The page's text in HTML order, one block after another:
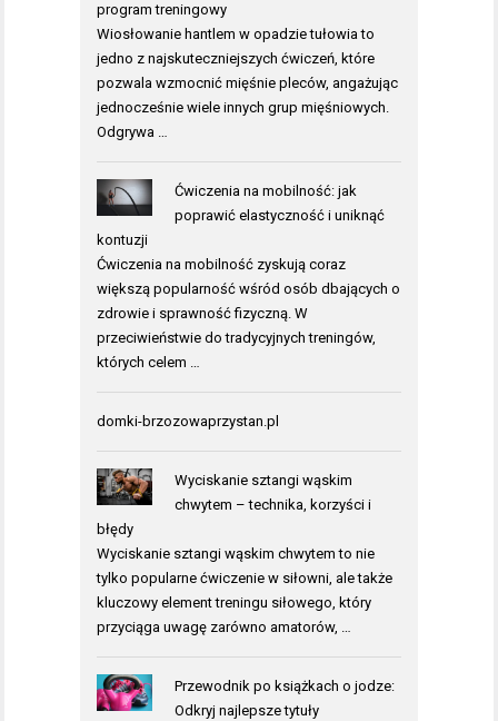
program treningowy
Wiosłowanie hantlem w opadzie tułowia to
jedno z najskuteczniejszych ćwiczeń, które
pozwala wzmocnić mięśnie pleców, angażując
jednocześnie wiele innych grup mięśniowych.
Odgrywa …
Ćwiczenia na mobilność: jak
poprawić elastyczność i uniknąć
kontuzji
Ćwiczenia na mobilność zyskują coraz
większą popularność wśród osób dbających o
zdrowie i sprawność fizyczną. W
przeciwieństwie do tradycyjnych treningów,
których celem …
domki-brzozowaprzystan.pl
Wyciskanie sztangi wąskim
chwytem – technika, korzyści i
błędy
Wyciskanie sztangi wąskim chwytem to nie
tylko popularne ćwiczenie w siłowni, ale także
kluczowy element treningu siłowego, który
przyciąga uwagę zarówno amatorów, …
Przewodnik po książkach o jodze:
Odkryj najlepsze tytuły